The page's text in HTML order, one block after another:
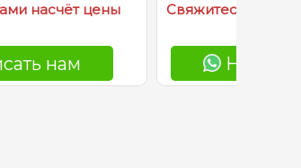
Свяжитесь с нами насчёт цены
Написать нам